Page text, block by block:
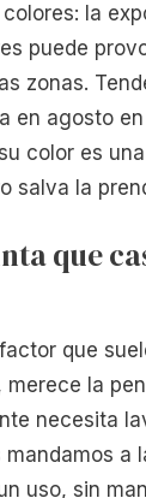
colores: la
puede
zonas.
en agosto
color es
salva la
que
que
merece la
necesita
a
uso, sin